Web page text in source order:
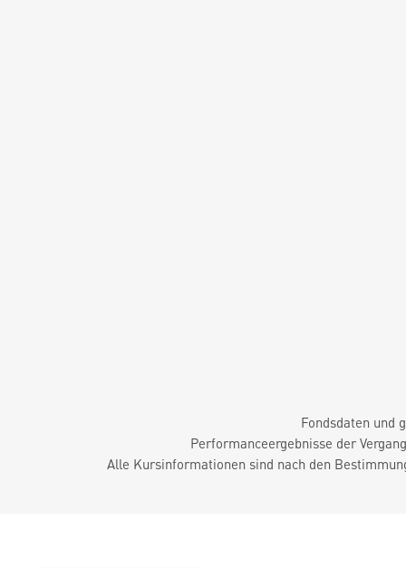
Fondsdaten und
Performanceergebnisse der
Alle Kursinformationen sind nach den